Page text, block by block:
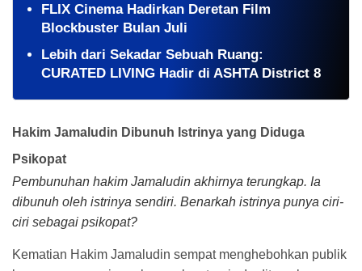
FLIX Cinema Hadirkan Deretan Film
Blockbuster Bulan Juli
Lebih dari Sekadar Sebuah Ruang:
CURATED LIVING Hadir di ASHTA District 8
Hakim Jamaludin Dibunuh Istrinya yang Diduga
Psikopat
Pembunuhan hakim Jamaludin akhirnya terungkap. Ia
dibunuh oleh istrinya sendiri. Benarkah istrinya punya ciri-
ciri sebagai psikopat?
Kematian Hakim Jamaludin sempat menghebohkan publik